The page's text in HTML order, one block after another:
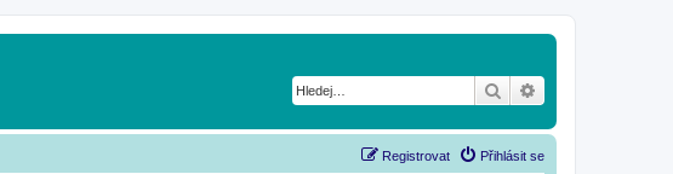
Hledat
Přihlásit se
Registrovat